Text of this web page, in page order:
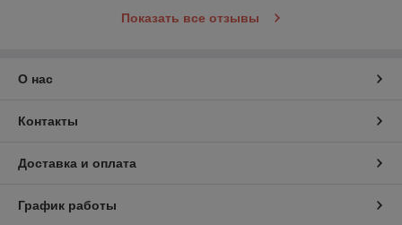
Показать все отзывы
О нас
Контакты
Доставка и оплата
График работы